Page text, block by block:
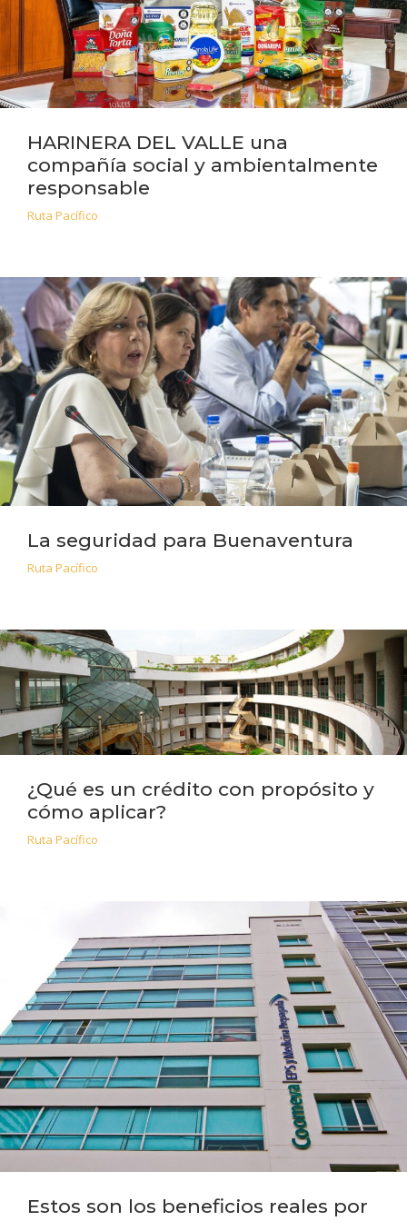
HARINERA DEL VALLE una
compañía social y ambientalmente
responsable
Ruta Pacífico
La seguridad para Buenaventura
Ruta Pacífico
¿Qué es un crédito con propósito y
cómo aplicar?
Ruta Pacífico
Estos son los beneficios reales por